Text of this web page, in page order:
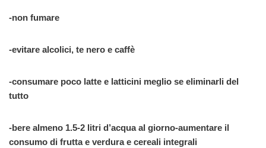
-non fumare
-evitare alcolici, te nero e caffè
-consumare poco latte e latticini meglio se eliminarli del
tutto
-bere almeno 1.5-2 litri d’acqua al giorno-aumentare il
consumo di frutta e verdura e cereali integrali